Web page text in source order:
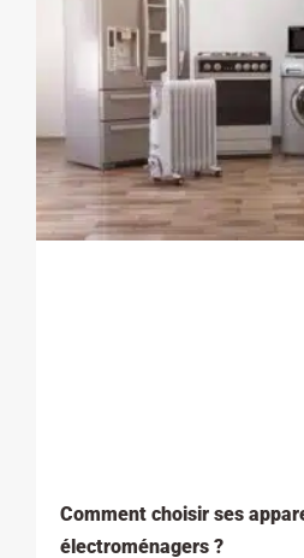
Comment choisir ses
électroménagers ?